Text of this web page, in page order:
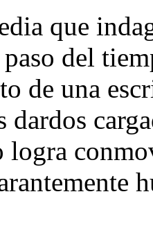
que
del
de una
dardos